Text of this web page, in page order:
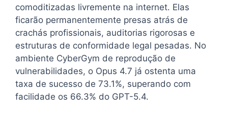
comoditizadas livremente na internet. Elas
ficarão permanentemente presas atrás de
crachás profissionais, auditorias rigorosas e
estruturas de conformidade legal pesadas. No
ambiente CyberGym de reprodução de
vulnerabilidades, o Opus 4.7 já ostenta uma
taxa de sucesso de 73.1%, superando com
facilidade os 66.3% do GPT-5.4.